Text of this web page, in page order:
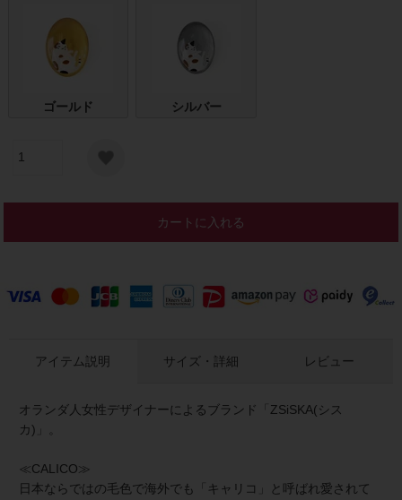
ゴールド シルバー
カートに入れる
アイテム説明
オランダ人女性デザイナーによるブランド「ZSiSKA(シス
カ)」。
≪CALICO≫
日本ならではの毛色で海外でも「キャリコ」と呼ばれ愛されて
サイズ・詳細 レビュー